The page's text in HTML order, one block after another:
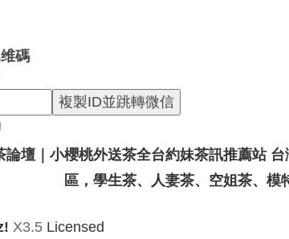
碼
複製ID並跳轉微信
論壇｜小櫻桃外送茶全台約妹茶訊推薦站
區，學生茶、人妻茶、空姐茶、
X3.5 Licensed